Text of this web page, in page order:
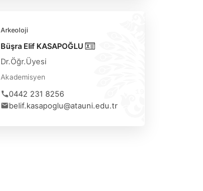
Arkeoloji
Büşra Elif KASAPOĞLU
Dr.Öğr.Üyesi
Akademisyen
0442 231 8256
belif.kasapoglu@atauni.edu.tr